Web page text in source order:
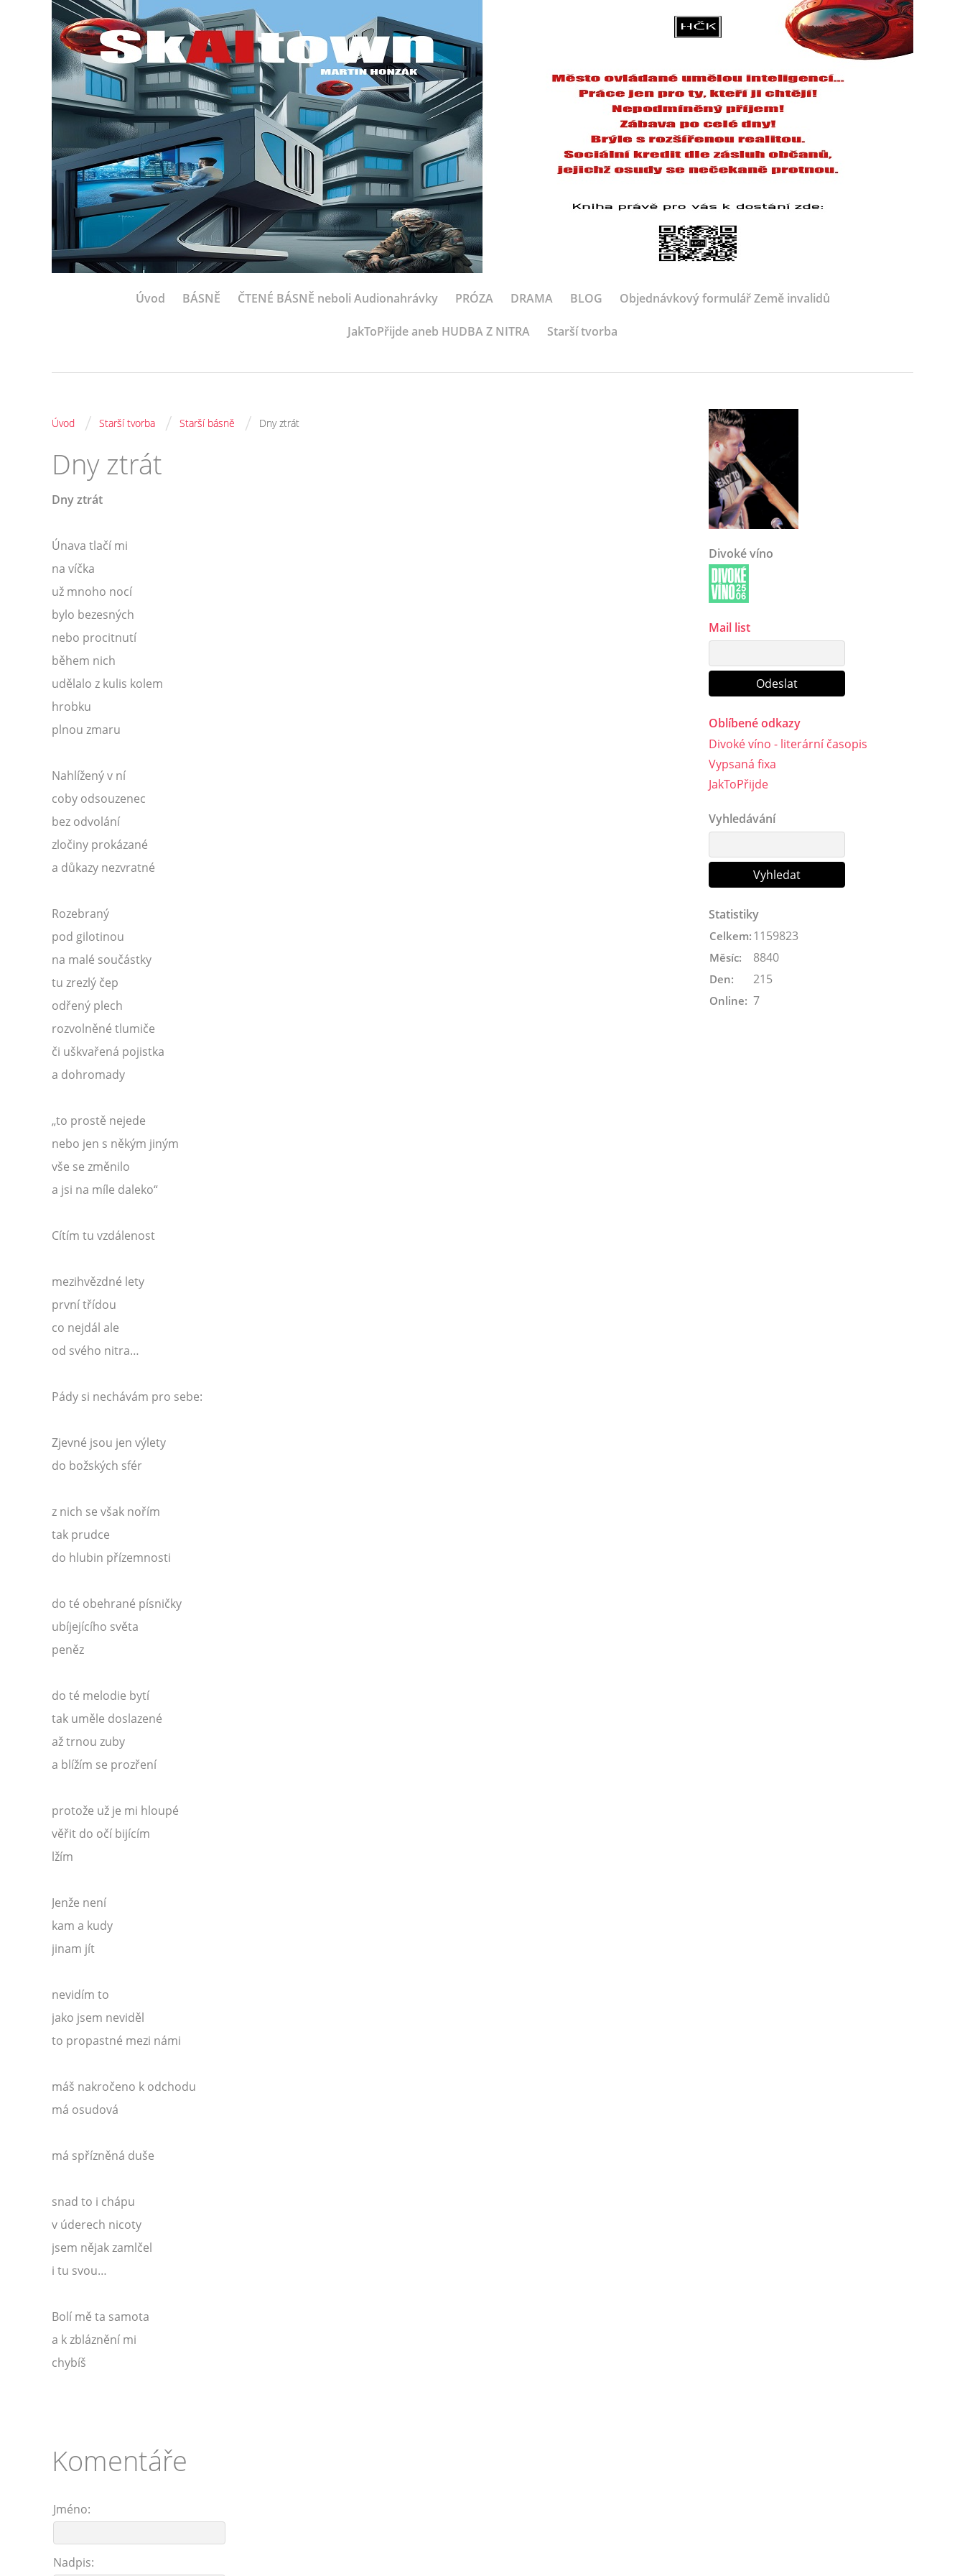
Úvod BÁSNĚ ČTENÉ BÁSNĚ neboli Audionahrávky PRÓZA DRAMA BLOG Objednávkový formulář Země invalidů
JakToPřijde aneb HUDBA Z NITRA Starší tvorba
Úvod / Starší tvorba / Starší básně / Dny ztrát
Dny ztrát
Dny ztrát
Únava tlačí mi
na víčka
už mnoho nocí
bylo bezesných
nebo procitnutí
během nich
udělalo z kulis kolem
hrobku
plnou zmaru
Nahlížený v ní
coby odsouzenec
bez odvolání
zločiny prokázané
a důkazy nezvratné
Rozebraný
pod gilotinou
na malé součástky
tu zrezlý čep
odřený plech
rozvolněné tlumiče
či uškvařená pojistka
a dohromady
„to prostě nejede
nebo jen s někým jiným
vše se změnilo
a jsi na míle daleko“
Cítím tu vzdálenost
mezihvězdné lety
první třídou
co nejdál ale
od svého nitra…
Pády si nechávám pro sebe:
Zjevné jsou jen výlety
do božských sfér
z nich se však nořím
tak prudce
do hlubin přízemnosti
do té obehrané písničky
ubíjejícího světa
peněz
do té melodie bytí
tak uměle doslazené
až trnou zuby
a blížím se prozření
protože už je mi hloupé
věřit do očí bijícím
lžím
Jenže není
kam a kudy
jinam jít
nevidím to
jako jsem neviděl
to propastné mezi námi
máš nakročeno k odchodu
má osudová
má spřízněná duše
snad to i chápu
v úderech nicoty
jsem nějak zamlčel
i tu svou…
Bolí mě ta samota
a k zbláznění mi
chybíš
Komentáře
Jméno:
Nadpis:
Divoké víno
Mail list
Oblíbené odkazy
Divoké víno - literární časopis
Vypsaná fixa
JakToPřijde
Vyhledávání
Statistiky
Online: 7
Celkem: 1159823
Měsíc: 8840
Den: 215